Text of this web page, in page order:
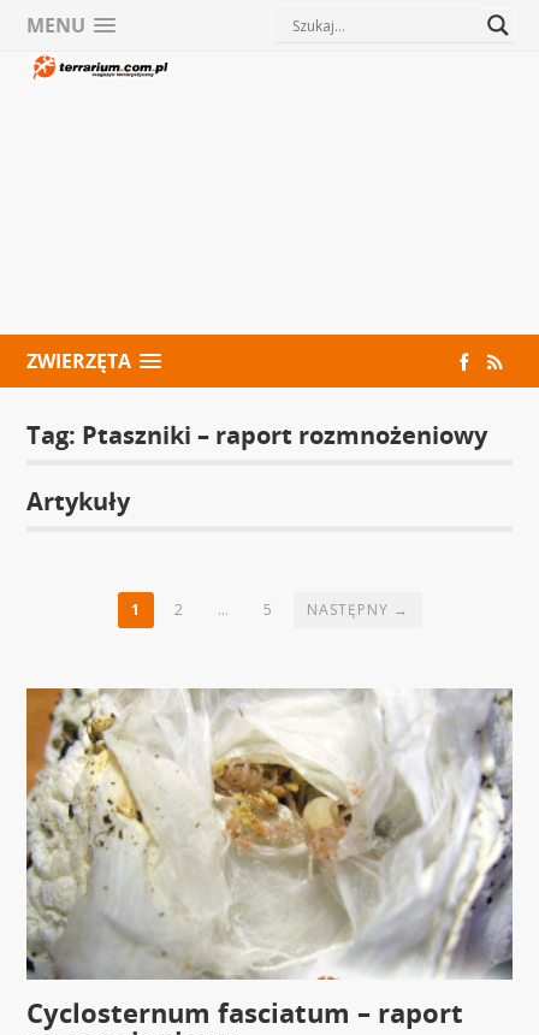
MENU
ZWIERZĘTA
Tag: Ptaszniki – raport rozmnożeniowy
Artykuły
1 2 … 5 NASTĘPNY →
Cyclosternum fasciatum – raport